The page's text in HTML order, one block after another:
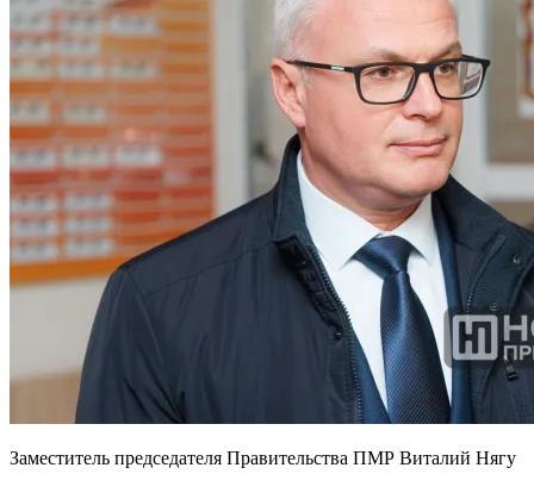
Заместитель председателя Правительства ПМР Виталий Нягу